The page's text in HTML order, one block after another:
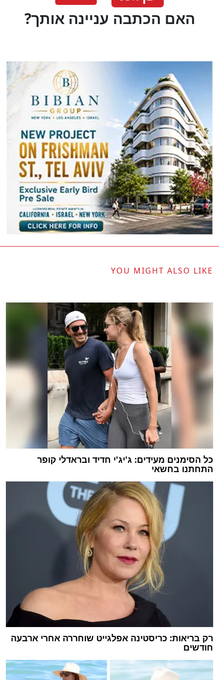
?האם הכתבה עניינה אותך
YOU MIGHT ALSO LIKE
כל הסימנים מעידים: ג'יג'י חדיד ובראדלי קופר
התחתנו בחשאי
רק בריאות: כריסטינה אפלגייט שוחררה אחרי ארבעה
חודשים